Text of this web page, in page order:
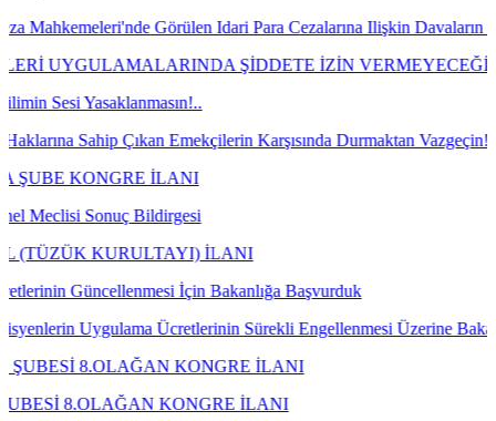
Görülen Idari Para Cezalarına Ilişkin Davaların
ŞİDDETE İZİN VERMEYECEĞİZ!
Çıkan Emekçilerin Karşısında Durmaktan Vazgeçin!
İLANI
Bildirgesi
KURULTAYI) İLANI
İçin Bakanlığa Başvurduk
Ücretlerinin Sürekli Engellenmesi Üzerine Bakanlığa
KONGRE İLANI
KONGRE İLANI